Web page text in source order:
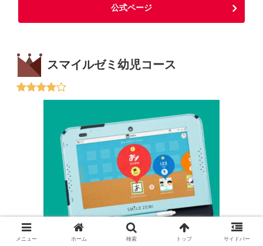
公式ページ
スマイルゼミ幼児コース
メニュー ホーム 検索 トップ サイドバー